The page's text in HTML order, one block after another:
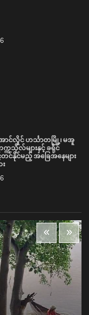
ောင်လှိုင် ဟင်္သာတမြို့၊ မအူ
ကသိုလ်များနှင့် ခရိုင်
င်နိုင်မည့် အခြေအနေများ